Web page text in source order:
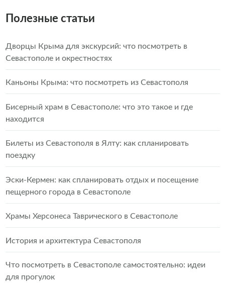
Полезные статьи
Дворцы Крыма для экскурсий: что посмотреть в
Севастополе и окрестностях
Каньоны Крыма: что посмотреть из Севастополя
Бисерный храм в Севастополе: что это такое и где
находится
Билеты из Севастополя в Ялту: как спланировать
поездку
Эски-Кермен: как спланировать отдых и посещение
пещерного города в Севастополе
Храмы Херсонеса Таврического в Севастополе
История и архитектура Севастополя
Что посмотреть в Севастополе самостоятельно: идеи
для прогулок